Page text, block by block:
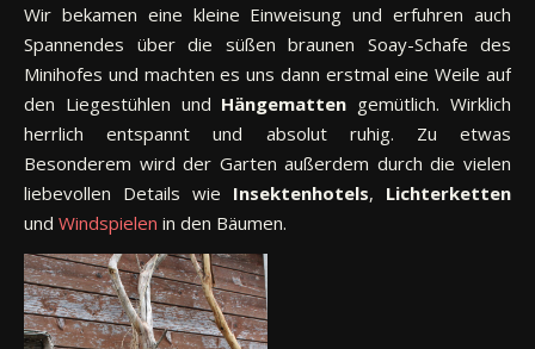
Wir bekamen eine kleine Einweisung und erfuhren auch
Spannendes über die süßen braunen Soay-Schafe des
Minihofes und machten es uns dann erstmal eine Weile auf
den Liegestühlen und Hängematten gemütlich. Wirklich
herrlich entspannt und absolut ruhig. Zu etwas
Besonderem wird der Garten außerdem durch die vielen
liebevollen Details wie Insektenhotels, Lichterketten
und Windspielen in den Bäumen.